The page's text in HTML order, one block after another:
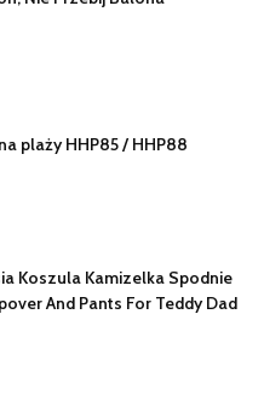
plaży HHP85 / HHP88
Koszula Kamizelka Spodnie
And Pants For Teddy Dad